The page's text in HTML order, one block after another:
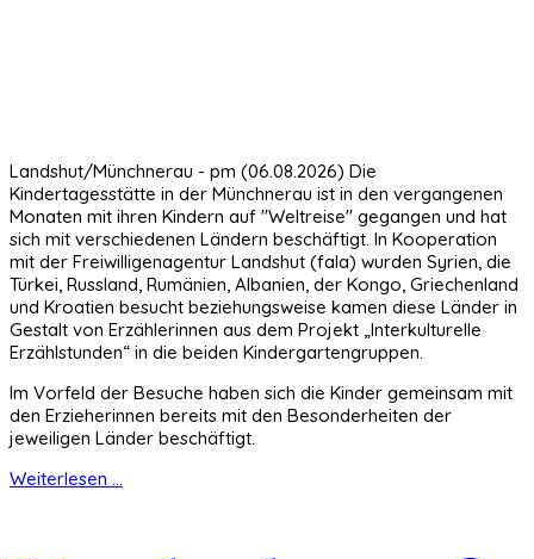
Landshut/Münchnerau - pm (06.08.2026) Die
Kindertagesstätte in der Münchnerau ist in den vergangenen
Monaten mit ihren Kindern auf "Weltreise" gegangen und hat
sich mit verschiedenen Ländern beschäftigt. In Kooperation
mit der Freiwilligenagentur Landshut (fala) wurden Syrien, die
Türkei, Russland, Rumänien, Albanien, der Kongo, Griechenland
und Kroatien besucht beziehungsweise kamen diese Länder in
Gestalt von Erzählerinnen aus dem Projekt „Interkulturelle
Erzählstunden“ in die beiden Kindergartengruppen.
Im Vorfeld der Besuche haben sich die Kinder gemeinsam mit
den Erzieherinnen bereits mit den Besonderheiten der
jeweiligen Länder beschäftigt.
Weiterlesen ...